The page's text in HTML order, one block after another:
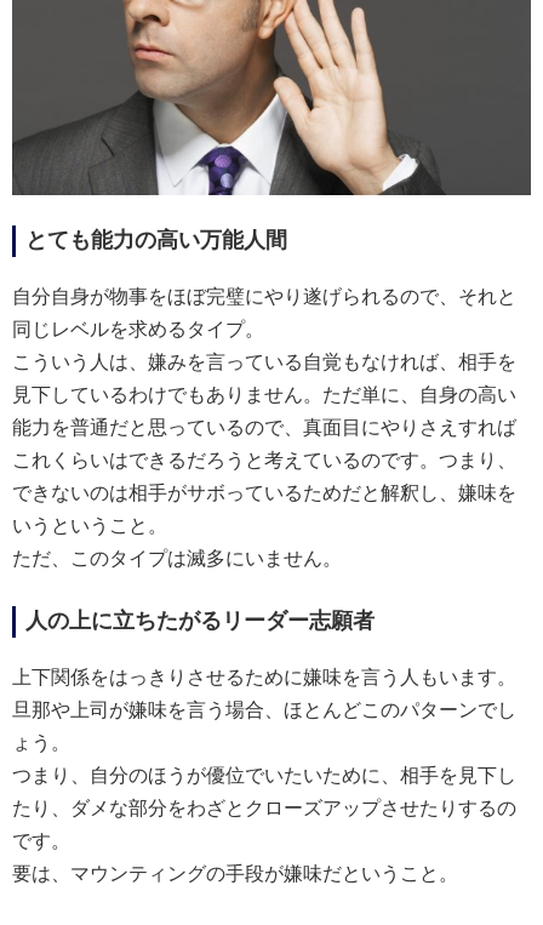
とても能力の高い万能人間
自分自身が物事をほぼ完璧にやり遂げられるので、それと
同じレベルを求めるタイプ。
こういう人は、嫌みを言っている自覚もなければ、相手を
見下しているわけでもありません。ただ単に、自身の高い
能力を普通だと思っているので、真面目にやりさえすれば
これくらいはできるだろうと考えているのです。つまり、
できないのは相手がサボっているためだと解釈し、嫌味を
いうということ。
ただ、このタイプは滅多にいません。
人の上に立ちたがるリーダー志願者
上下関係をはっきりさせるために嫌味を言う人もいます。
旦那や上司が嫌味を言う場合、ほとんどこのパターンでし
ょう。
つまり、自分のほうが優位でいたいために、相手を見下し
たり、ダメな部分をわざとクローズアップさせたりするの
です。
要は、マウンティングの手段が嫌味だということ。